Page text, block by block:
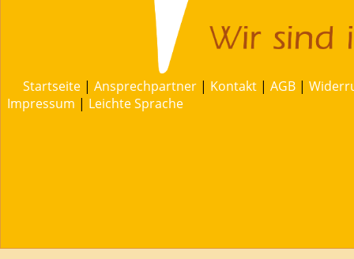
Startseite | Ansprechpartner | Kontakt | AGB |
Impressum | Leichte Sprache